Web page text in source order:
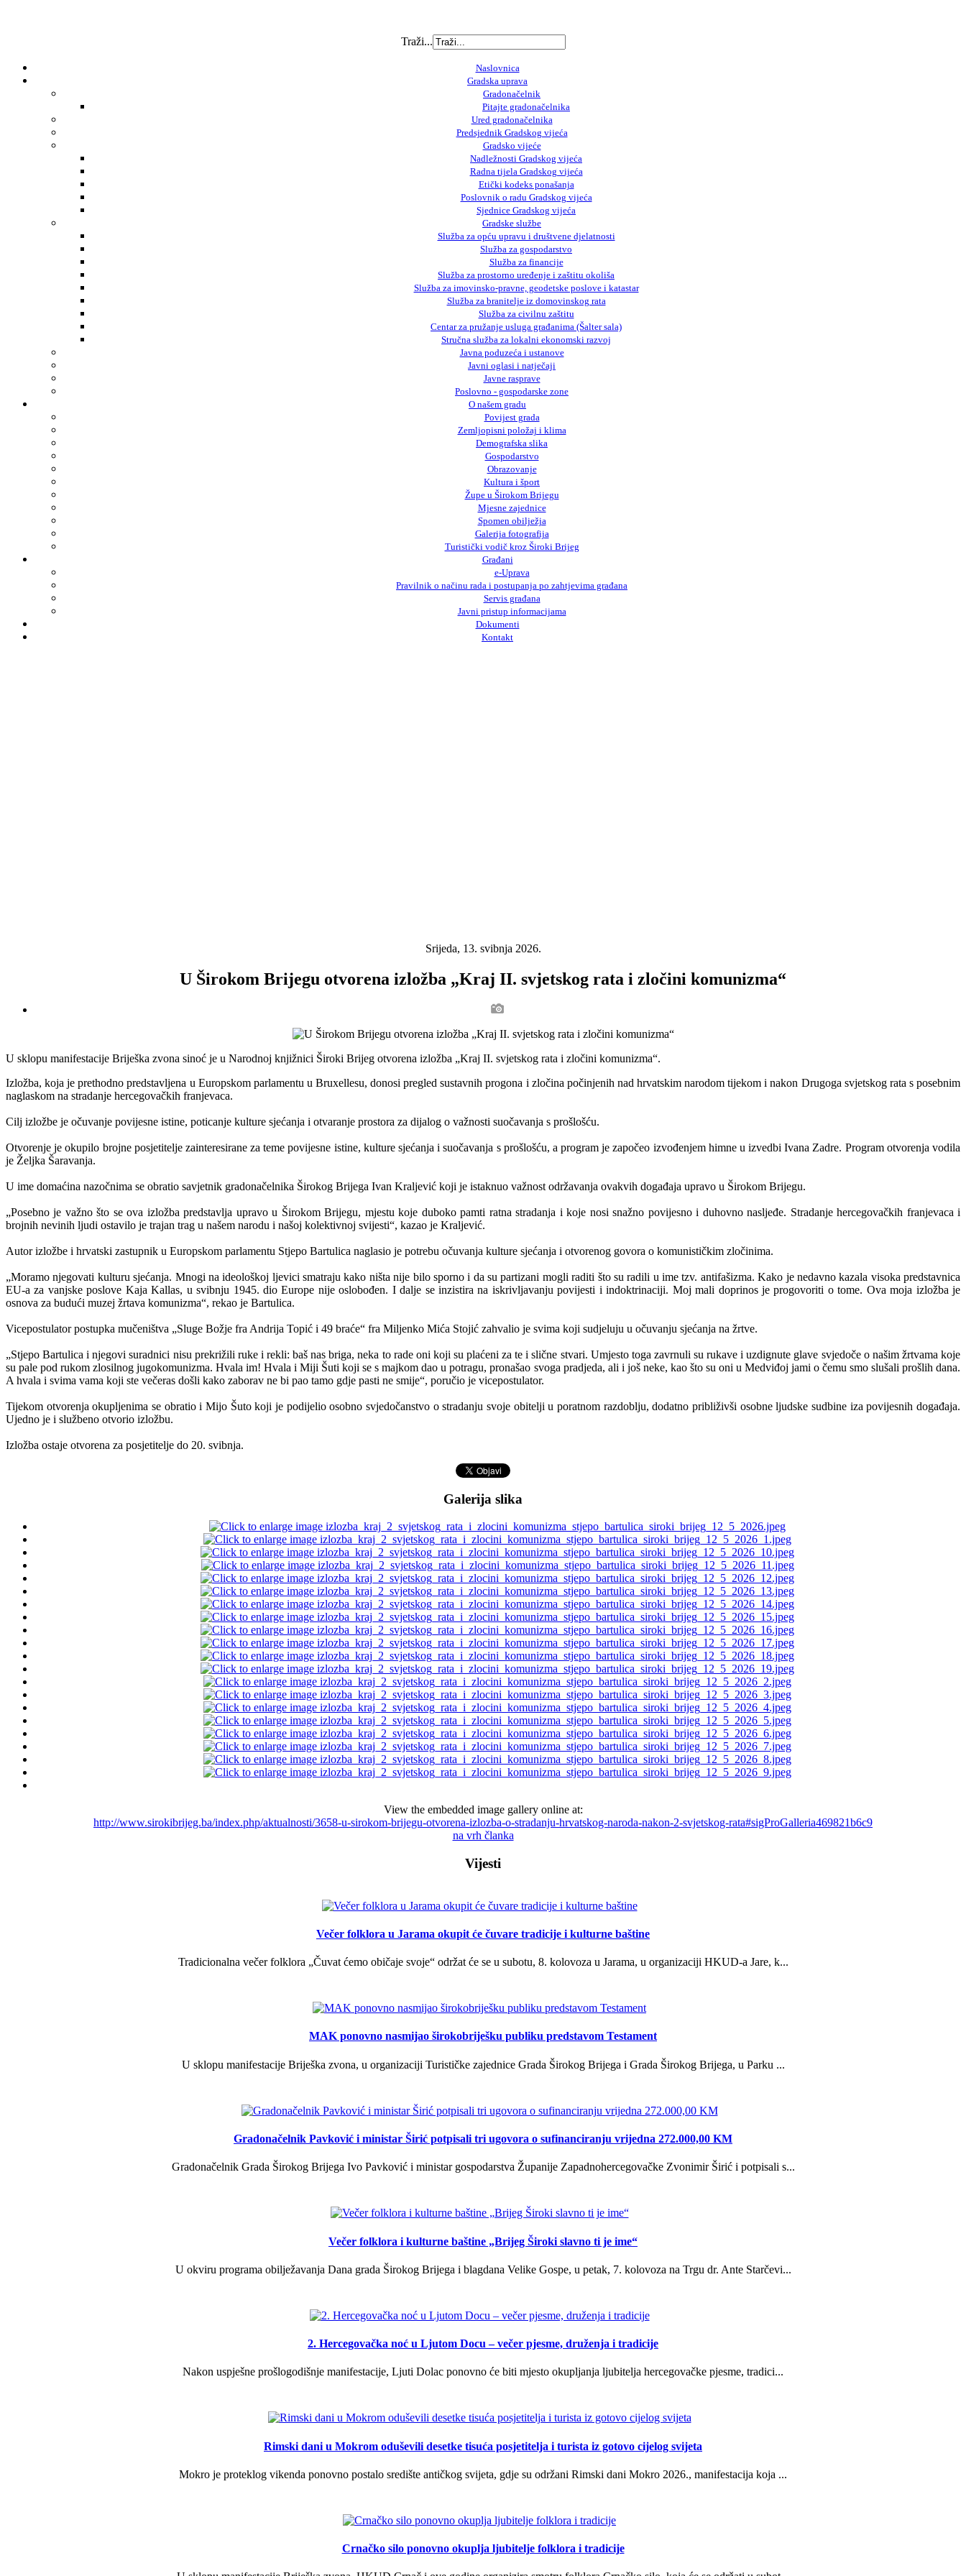
Traži...
Naslovnica
Gradska uprava
Gradonačelnik
Pitajte gradonačelnika
Ured gradonačelnika
Predsjednik Gradskog vijeća
Gradsko vijeće
Nadležnosti Gradskog vijeća
Radna tijela Gradskog vijeća
Etički kodeks ponašanja
Poslovnik o radu Gradskog vijeća
Sjednice Gradskog vijeća
Gradske službe
Služba za opću upravu i društvene djelatnosti
Služba za gospodarstvo
Služba za financije
Služba za prostorno uređenje i zaštitu okoliša
Služba za imovinsko-pravne, geodetske poslove i katastar
Služba za branitelje iz domovinskog rata
Služba za civilnu zaštitu
Centar za pružanje usluga građanima (Šalter sala)
Stručna služba za lokalni ekonomski razvoj
Javna poduzeća i ustanove
Javni oglasi i natječaji
Javne rasprave
Poslovno - gospodarske zone
O našem gradu
Povijest grada
Zemljopisni položaj i klima
Demografska slika
Gospodarstvo
Obrazovanje
Kultura i šport
Župe u Širokom Brijegu
Mjesne zajednice
Spomen obilježja
Galerija fotografija
Turistički vodič kroz Široki Brijeg
Građani
e-Uprava
Pravilnik o načinu rada i postupanja po zahtjevima građana
Servis građana
Javni pristup informacijama
Dokumenti
Kontakt
Srijeda, 13. svibnja 2026.
U Širokom Brijegu otvorena izložba „Kraj II. svjetskog rata i zločini komunizma“
U sklopu manifestacije Briješka zvona sinoć je u Narodnoj knjižnici Široki Brijeg otvorena izložba „Kraj II. svjetskog rata i zločini komunizma“.
Izložba, koja je prethodno predstavljena u Europskom parlamentu u Bruxellesu, donosi pregled sustavnih progona i zločina počinjenih nad hrvatskim narodom tijekom i nakon Drugoga svjetskog rata s posebnim
naglaskom na stradanje hercegovačkih franjevaca.
Cilj izložbe je očuvanje povijesne istine, poticanje kulture sjećanja i otvaranje prostora za dijalog o važnosti suočavanja s prošlošću.
Otvorenje je okupilo brojne posjetitelje zainteresirane za teme povijesne istine, kulture sjećanja i suočavanja s prošlošću, a program je započeo izvođenjem himne u izvedbi Ivana Zadre. Program otvorenja vodila
je Željka Šaravanja.
U ime domaćina nazočnima se obratio savjetnik gradonačelnika Širokog Brijega Ivan Kraljević koji je istaknuo važnost održavanja ovakvih događaja upravo u Širokom Brijegu.
„Posebno je važno što se ova izložba predstavlja upravo u Širokom Brijegu, mjestu koje duboko pamti ratna stradanja i koje nosi snažno povijesno i duhovno nasljeđe. Stradanje hercegovačkih franjevaca i
brojnih nevinih ljudi ostavilo je trajan trag u našem narodu i našoj kolektivnoj svijesti“, kazao je Kraljević.
Autor izložbe i hrvatski zastupnik u Europskom parlamentu Stjepo Bartulica naglasio je potrebu očuvanja kulture sjećanja i otvorenog govora o komunističkim zločinima.
„Moramo njegovati kulturu sjećanja. Mnogi na ideološkoj ljevici smatraju kako ništa nije bilo sporno i da su partizani mogli raditi što su radili u ime tzv. antifašizma. Kako je nedavno kazala visoka predstavnica
EU-a za vanjske poslove Kaja Kallas, u svibnju 1945. dio Europe nije oslobođen. I dalje se inzistira na iskrivljavanju povijesti i indoktrinaciji. Moj mali doprinos je progovoriti o tome. Ova moja izložba je
osnova za budući muzej žrtava komunizma“, rekao je Bartulica.
Vicepostulator postupka mučeništva „Sluge Božje fra Andrija Topić i 49 braće“ fra Miljenko Mića Stojić zahvalio je svima koji sudjeluju u očuvanju sjećanja na žrtve.
„Stjepo Bartulica i njegovi suradnici nisu prekrižili ruke i rekli: baš nas briga, neka to rade oni koji su plaćeni za te i slične stvari. Umjesto toga zavrnuli su rukave i uzdignute glave svjedoče o našim žrtvama koje
su pale pod rukom zlosilnog jugokomunizma. Hvala im! Hvala i Miji Šuti koji se s majkom dao u potragu, pronašao svoga pradjeda, ali i još neke, kao što su oni u Medviđoj jami o čemu smo slušali prošlih dana.
A hvala i svima vama koji ste večeras došli kako zaborav ne bi pao tamo gdje pasti ne smije“, poručio je vicepostulator.
Tijekom otvorenja okupljenima se obratio i Mijo Šuto koji je podijelio osobno svjedočanstvo o stradanju svoje obitelji u poratnom razdoblju, dodatno približivši osobne ljudske sudbine iza povijesnih događaja.
Ujedno je i službeno otvorio izložbu.
Izložba ostaje otvorena za posjetitelje do 20. svibnja.
Galerija slika
View the embedded image gallery online at:
http://www.sirokibrijeg.ba/index.php/aktualnosti/3658-u-sirokom-brijegu-otvorena-izlozba-o-stradanju-hrvatskog-naroda-nakon-2-svjetskog-rata#sigProGalleria469821b6c9
na vrh članka
Vijesti
Večer folklora u Jarama okupit će čuvare tradicije i kulturne baštine
Tradicionalna večer folklora „Čuvat ćemo običaje svoje“ održat će se u subotu, 8. kolovoza u Jarama, u organizaciji HKUD-a Jare, k...
MAK ponovno nasmijao širokobriješku publiku predstavom Testament
U sklopu manifestacije Briješka zvona, u organizaciji Turističke zajednice Grada Širokog Brijega i Grada Širokog Brijega, u Parku ...
Gradonačelnik Pavković i ministar Širić potpisali tri ugovora o sufinanciranju vrijedna 272.000,00 KM
Gradonačelnik Grada Širokog Brijega Ivo Pavković i ministar gospodarstva Županije Zapadnohercegovačke Zvonimir Širić i potpisali s...
Večer folklora i kulturne baštine „Brijeg Široki slavno ti je ime“
U okviru programa obilježavanja Dana grada Širokog Brijega i blagdana Velike Gospe, u petak, 7. kolovoza na Trgu dr. Ante Starčevi...
2. Hercegovačka noć u Ljutom Docu – večer pjesme, druženja i tradicije
Nakon uspješne prošlogodišnje manifestacije, Ljuti Dolac ponovno će biti mjesto okupljanja ljubitelja hercegovačke pjesme, tradici...
Rimski dani u Mokrom oduševili desetke tisuća posjetitelja i turista iz gotovo cijelog svijeta
Mokro je proteklog vikenda ponovno postalo središte antičkog svijeta, gdje su održani Rimski dani Mokro 2026., manifestacija koja ...
Crnačko silo ponovno okuplja ljubitelje folklora i tradicije